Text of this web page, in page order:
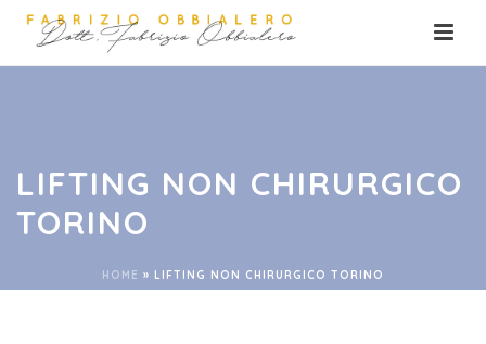
LIFTING NON CHIRURGICO
TORINO
HOME » LIFTING NON CHIRURGICO TORINO